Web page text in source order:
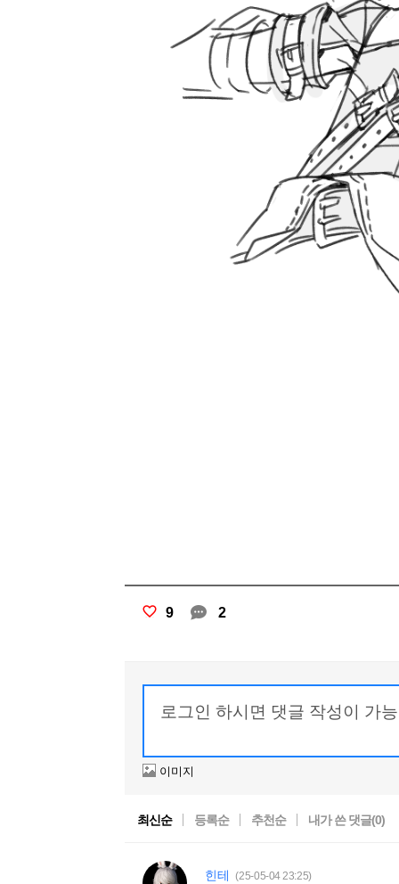
9 2
이미지
최신순 등록순 추천순 내가 쓴 댓글(0)
힌테 (25-05-04 23:25)